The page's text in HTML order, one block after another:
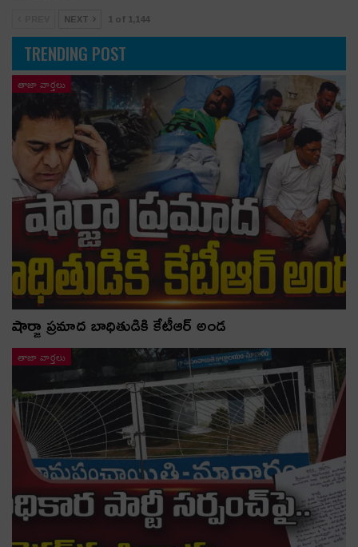
NEXT 1 of 1,144
TRENDING POST
తాజా వార్తలు
షార్జా ప్రమాద బాధితుడికి కేటీఆర్ అండ
తాజా వార్తలు